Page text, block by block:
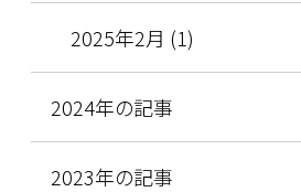
2025年2月 (1)
2024年の記事
2023年の記事